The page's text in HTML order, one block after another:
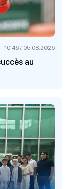
au
10:46 / 05.08.2026